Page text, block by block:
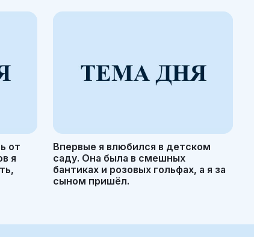
от
я
Впервые я влюбился в детском
саду. Она была в смешных
бантиках и розовых гольфах, а я за
сыном пришёл.